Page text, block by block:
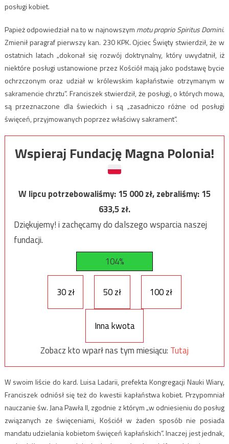
posługi kobiet.
Papież odpowiedział na to w najnowszym motu proprio Spiritus Domini.
Zmienił paragraf pierwszy kan. 230 KPK. Ojciec Święty stwierdził, że w
ostatnich latach „dokonał się rozwój doktrynalny, który uwydatnił, iż
niektóre posługi ustanowione przez Kościół mają jako podstawę bycie
ochrzczonym oraz udział w królewskim kapłaństwie otrzymanym w
sakramencie chrztu”. Franciszek stwierdził, że posługi, o których mowa,
są przeznaczone dla świeckich i są „zasadniczo różne od posługi
święceń, przyjmowanych poprzez właściwy sakrament”.
Wspieraj Fundację Magna Polonia!
W lipcu potrzebowaliśmy:15 000zł, zebraliśmy:15
633,5zł.
Dziękujemy! i zachęcamy do dalszego wsparcia naszej
fundacji.
104%
30 zł 50 zł 100 zł
Inna kwota
Zobacz kto wparł nas tym miesiącu: Tutaj
W swoim liście do kard. Luisa Ladarii, prefekta Kongregacji Nauki Wiary,
Franciszek odniósł się też do kwestii kapłaństwa kobiet. Przypomniał
nauczanie św. Jana Pawła II, zgodnie z którym „w odniesieniu do posług
związanych ze święceniami, Kościół w żaden sposób nie posiada
mandatu udzielania kobietom święceń kapłańskich”. Inaczej jest jednak,